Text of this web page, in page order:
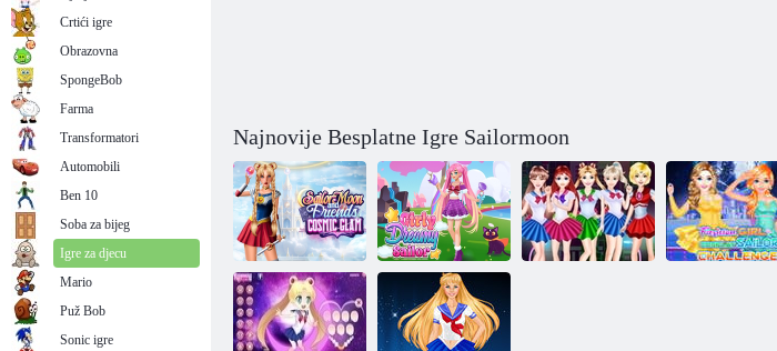
Najnovije Besplatne Igre Sailormoon
Sailor Moon i
prijatelji:
Kozmički
glamur
Djevojački san
Sailor Moona
Crtići igre
Obrazovna
SpongeBob
Farma
Transformatori
Automobili
Ben 10
Soba za bijeg
Igre za djecu
Mario
Puž Bob
Sonic igre